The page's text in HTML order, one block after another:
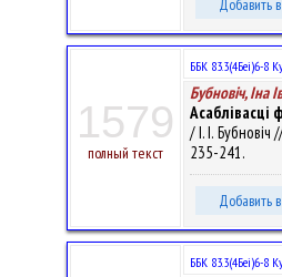
Добавить
1579
полный текст
ББК 83.3(4Беі)6-8
Бубновіч, Іна
Асаблівасці
/ І. І.
235-241.
Добавить
ББК 83.3(4Беі)6-8